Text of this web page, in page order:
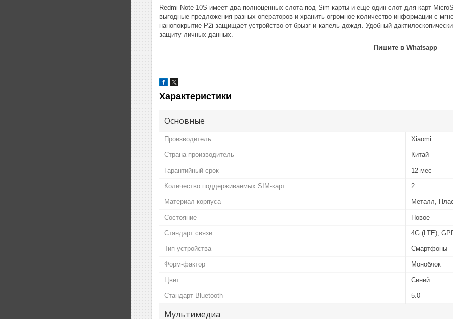
Redmi Note 10S имеет два полноценных слота под Sim карты и еще один слот для карт
выгодные предложения разных операторов и хранить огромное количество информации с
нанопокрытие P2i защищает устройство от брызг и капель дождя. Удобный
защиту личных данных.
Пишите в Whatsapp
Характеристики
Основные
Производитель Xiaomi
Страна производитель Китай
Гарантийный срок 12 мес
Количество поддерживаемых SIM-карт 2
Материал корпуса Металл,
Состояние Новое
Стандарт связи 4G (LTE),
Тип устройства Смартфоны
Форм-фактор Моноблок
Цвет Синий
Стандарт Bluetooth 5.0
Мультимедиа